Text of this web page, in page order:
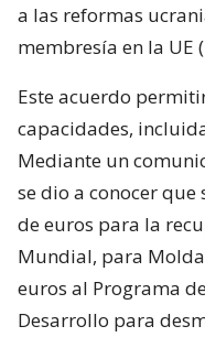
a las reformas
membresía en la UE
Este acuerdo
capacidades,
Mediante un
se dio a conocer
de euros para la
Mundial, para
euros al Programa
Desarrollo para